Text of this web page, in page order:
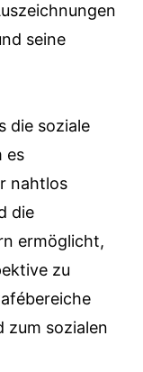
seine
die soziale
es
nahtlos
die
ermöglicht,
zu
zum sozialen